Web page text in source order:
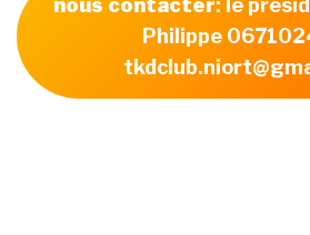
nous contacter: le
Philippe